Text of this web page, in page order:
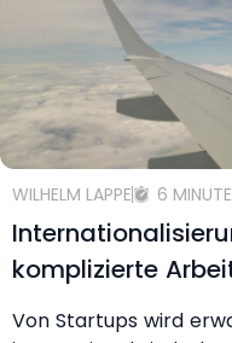
WILHELM LAPPE 6
komplizierte
Von Startups wird